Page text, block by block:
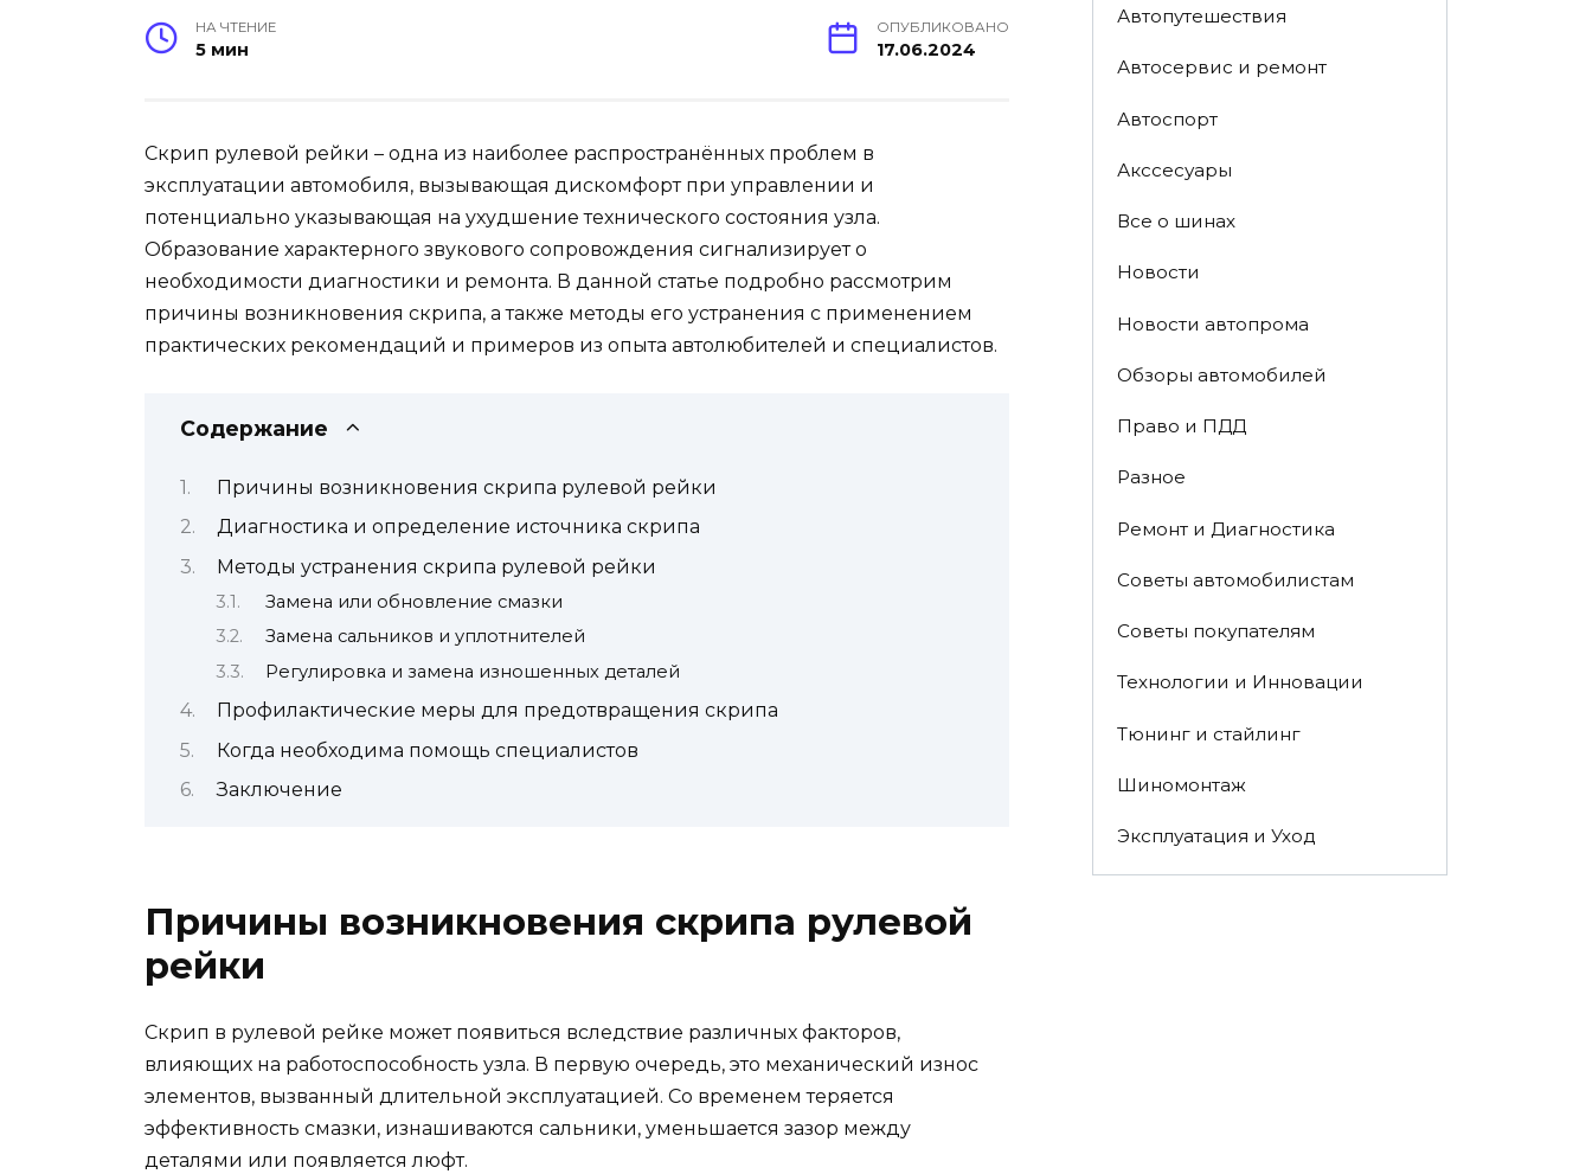
НА ЧТЕНИЕ
5 мин
ОПУБЛИКОВАНО
17.06.2024
Скрип рулевой рейки – одна из наиболее распространённых проблем в
эксплуатации автомобиля, вызывающая дискомфорт при управлении и
потенциально указывающая на ухудшение технического состояния узла.
Образование характерного звукового сопровождения сигнализирует о
необходимости диагностики и ремонта. В данной статье подробно рассмотрим
причины возникновения скрипа, а также методы его устранения с применением
практических рекомендаций и примеров из опыта автолюбителей и специалистов.
Содержание
Причины возникновения скрипа рулевой рейки
Диагностика и определение источника скрипа
Методы устранения скрипа рулевой рейки
Замена или обновление смазки
Замена сальников и уплотнителей
Регулировка и замена изношенных деталей
Профилактические меры для предотвращения скрипа
Когда необходима помощь специалистов
Заключение
Причины возникновения скрипа рулевой
рейки
Скрип в рулевой рейке может появиться вследствие различных факторов,
влияющих на работоспособность узла. В первую очередь, это механический износ
элементов, вызванный длительной эксплуатацией. Со временем теряется
эффективность смазки, изнашиваются сальники, уменьшается зазор между
деталями или появляется люфт.
Автопутешествия
Автосервис и ремонт
Автоспорт
Акссесуары
Все о шинах
Новости
Новости автопрома
Обзоры автомобилей
Право и ПДД
Разное
Ремонт и Диагностика
Советы автомобилистам
Советы покупателям
Технологии и Инновации
Тюнинг и стайлинг
Шиномонтаж
Эксплуатация и Уход